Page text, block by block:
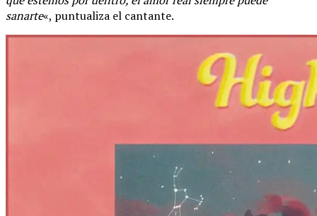
sanarte«, puntualiza el cantante.